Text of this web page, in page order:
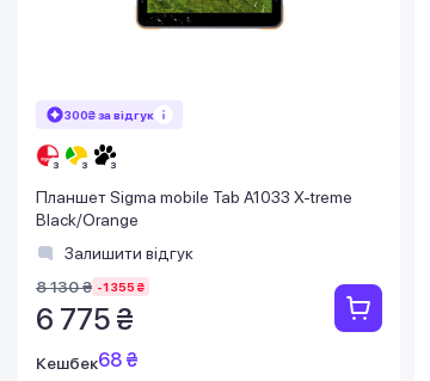
300₴ за відгук
Планшет Sigma mobile Tab A1033 X-treme
Black/Orange
Залишити відгук
8 130 ₴ -1 355 ₴
6 775 ₴
Кешбек68 ₴